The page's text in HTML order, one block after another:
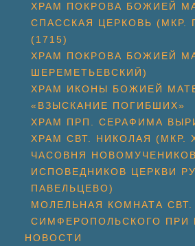
ХРАМ ПОКРОВА БОЖИЕЙ
СПАССКАЯ ЦЕРКОВЬ (МКР.
(1715)
ХРАМ ПОКРОВА БОЖИЕЙ
ШЕРЕМЕТЬЕВСКИЙ)
ХРАМ ИКОНЫ БОЖИЕЙ
«ВЗЫСКАНИЕ ПОГИБШИХ»
ХРАМ ПРП. СЕРАФИМА
ХРАМ СВТ. НИКОЛАЯ (МКР.
ЧАСОВНЯ
ИСПОВЕДНИКОВ ЦЕРКВИ
ПАВЕЛЬЦЕВО)
МОЛЕЛЬНАЯ КОМНАТА СВТ.
СИМФЕРОПОЛЬСКОГО ПРИ
НОВОСТИ